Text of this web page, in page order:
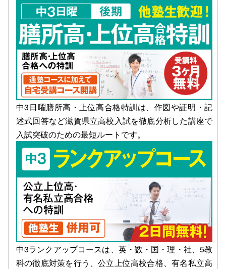
中3日曜膳所高・上位高合格特訓は、作図や証明・記
述式回答など滋賀県立高校入試を徹底分析した講座で
入試突破のための最短ルートです。
中3ランクアップコースは、英・数・国・理・社、5教
科の徹底対策を行う、公立上位高校合格、有名私立高